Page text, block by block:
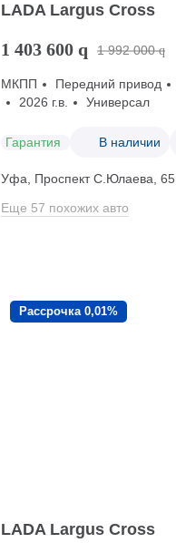
LADA Largus Cross
1 403 600 q 1 992 000 q
МКПП Передний привод
2026 г.в.
Универсал
Гарантия В наличии
Уфа, Проспект С.Юлаева, 65
Еще 57 похожих авто
Рассрочка 0,01%
LADA Largus Cross